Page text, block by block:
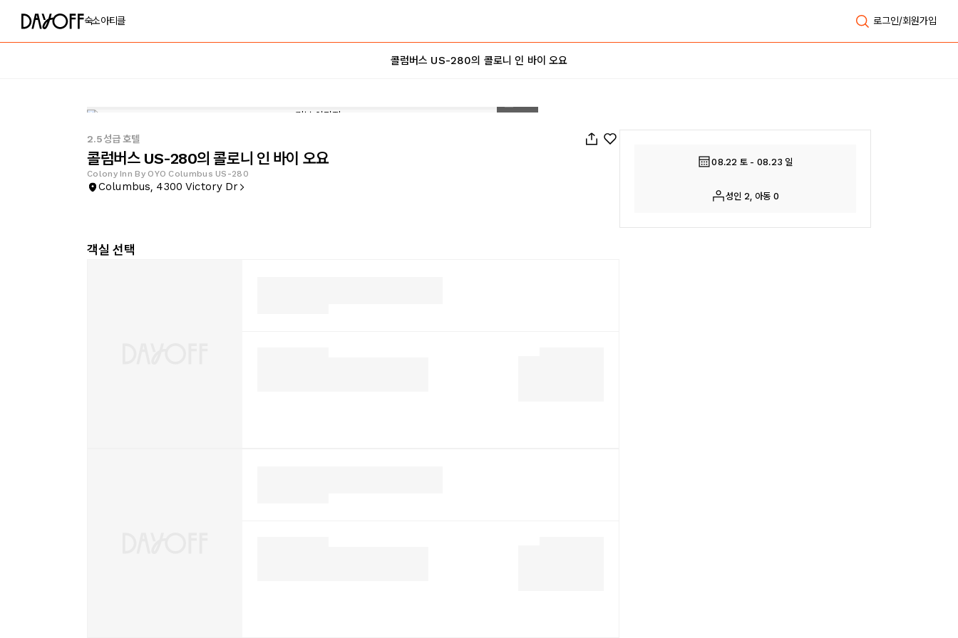
숙소아티클 로그인/회원가입
콜럼버스 US-280의 콜로니 인 바이 오요
2.5성급 호텔
콜럼버스 US-280의 콜로니 인 바이 오요
Colony Inn By OYO Columbus US-280
Columbus, 4300 Victory Dr
객실 선택
08.22 토 - 08.23 일
성인 2, 아동 0